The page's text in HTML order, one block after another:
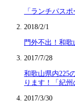
「ランチパス
2018/2/1
門外不出！和
2017/7/28
和歌山県内225
ります！「紀
2017/3/30